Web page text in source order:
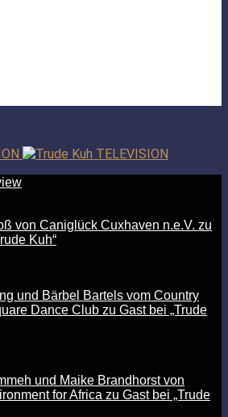
von Caniglück Cuxhaven n.e.V. zu
Kuh“
und Bärbel Bartels vom Country
Dance Club zu Gast bei „Trude
und Maike Brandhorst von
for Africa zu Gast bei „Trude